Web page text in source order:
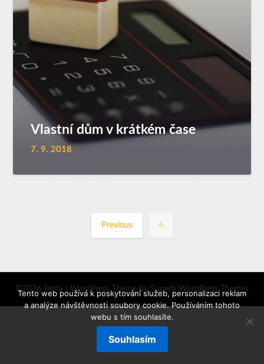
Vlastní dům v krátkém čase
7. 9. 2018
Previous 4
©2026 Jenta | WordPress Theme by Superb WordPress Themes
Tento web používá k poskytování služeb, personalizaci reklam
a analýze návštěvnosti soubory cookie. Používáním tohoto
webu s tím souhlasíte.
Souhlasím